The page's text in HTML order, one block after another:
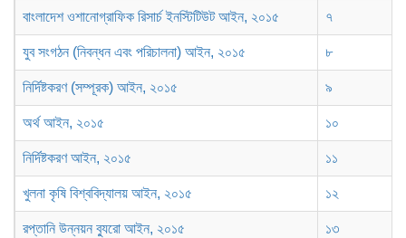
বাংলাদেশ ওশানোগ্রাফিক রিসার্চ ইনস্টিটিউট আইন, ২০১৫ ৭
যুব সংগঠন (নিবন্ধন এবং পরিচালনা) আইন, ২০১৫ ৮
নির্দিষ্টকরণ (সম্পূরক) আইন, ২০১৫ ৯
অর্থ আইন, ২০১৫ ১০
নির্দিষ্টকরণ আইন, ২০১৫ ১১
খুলনা কৃষি বিশ্ববিদ্যালয় আইন, ২০১৫ ১২
রপ্তানি উন্নয়ন ব্যুরো আইন, ২০১৫ ১৩